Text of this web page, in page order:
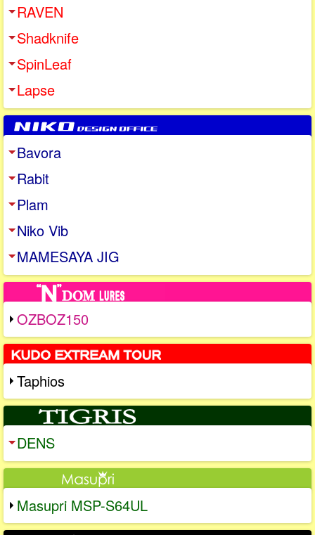
RAVEN
Shadknife
SpinLeaf
Lapse
Bavora
Rabit
Plam
Niko Vib
MAMESAYA JIG
OZBOZ150
Taphios
DENS
Masupri MSP-S64UL